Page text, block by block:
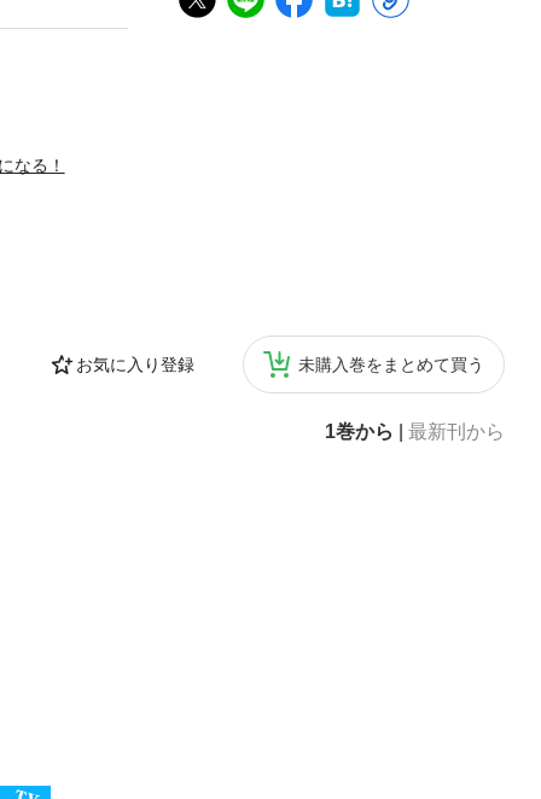
お気に入り登録 未購入巻をまとめて買う
1巻から 最新刊から
なことまで。
】[著]岡 哲也
して、2004年
中3位、2005
わる。3年間
大学、慶應義
アンデルセンの
なる！